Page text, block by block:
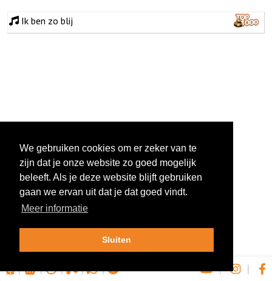
Ik ben zo blij
| | | | | | |
We gebruiken cookies om er zeker van te
zijn dat je onze website zo goed mogelijk
beleeft. Als je deze website blijft gebruiken
gaan we ervan uit dat je dat goed vindt.
Meer informatie
Sluiten